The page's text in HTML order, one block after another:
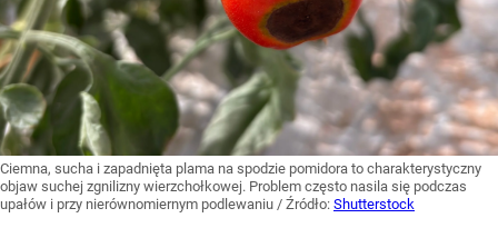
Ciemna, sucha i zapadnięta plama na spodzie pomidora to charakterystyczny
objaw suchej zgnilizny wierzchołkowej. Problem często nasila się podczas
upałów i przy nierównomiernym podlewaniu / Źródło: Shutterstock